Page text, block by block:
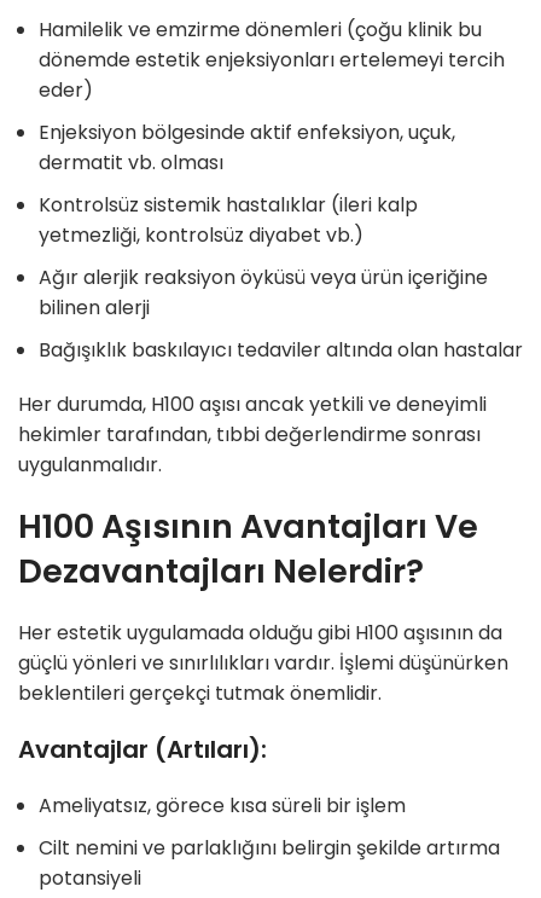
Hamilelik ve emzirme dönemleri (çoğu klinik bu
dönemde estetik enjeksiyonları ertelemeyi tercih
eder)
Enjeksiyon bölgesinde aktif enfeksiyon, uçuk,
dermatit vb. olması
Kontrolsüz sistemik hastalıklar (ileri kalp
yetmezliği, kontrolsüz diyabet vb.)
Ağır alerjik reaksiyon öyküsü veya ürün içeriğine
bilinen alerji
Bağışıklık baskılayıcı tedaviler altında olan hastalar
Her durumda, H100 aşısı ancak yetkili ve deneyimli
hekimler tarafından, tıbbi değerlendirme sonrası
uygulanmalıdır.
H100 Aşısının Avantajları Ve
Dezavantajları Nelerdir?
Her estetik uygulamada olduğu gibi H100 aşısının da
güçlü yönleri ve sınırlılıkları vardır. İşlemi düşünürken
beklentileri gerçekçi tutmak önemlidir.
Avantajlar (Artıları):
Ameliyatsız, görece kısa süreli bir işlem
Cilt nemini ve parlaklığını belirgin şekilde artırma
potansiyeli